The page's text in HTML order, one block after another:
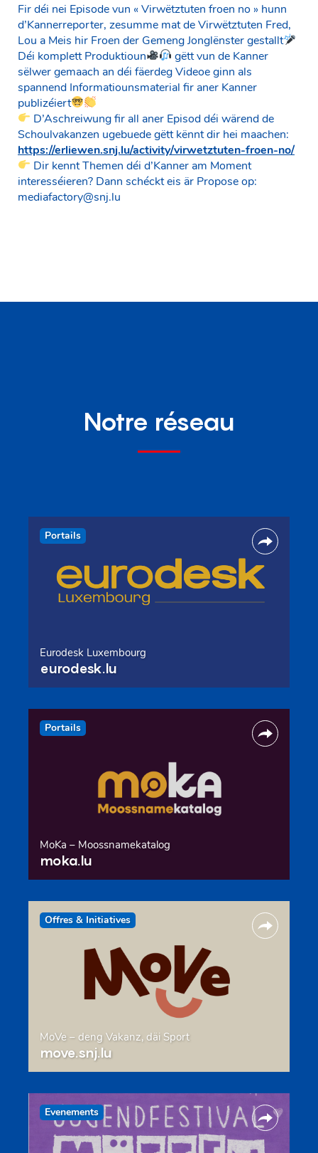
Fir déi nei Episode vun « Virwëtztuten froen no » hunn
d’Kannerreporter, zesumme mat de Virwëtztuten Fred,
Lou a Meis hir Froen der Gemeng Jonglënster gestallt
Déi komplett Produktioun
gëtt vun de Kanner
sëlwer gemaach an déi fäerdeg Videoe ginn als
spannend Informatiounsmaterial fir aner Kanner
publizéiert
D’Aschreiwung fir all aner Episod déi wärend de
Schoulvakanzen ugebuede gëtt kënnt dir hei maachen:
https://erliewen.snj.lu/activity/virwetztuten-froen-no/
Dir kennt Themen déi d’Kanner am Moment
interesséieren? Dann schéckt eis är Propose op:
mediafactory@snj.lu
Notre réseau
Portails
Eurodesk Luxembourg
eurodesk.lu
Portails
MoKa – Moossnamekatalog
moka.lu
Offres & Initiatives
MoVe – deng Vakanz, däi Sport
move.snj.lu
Evenements